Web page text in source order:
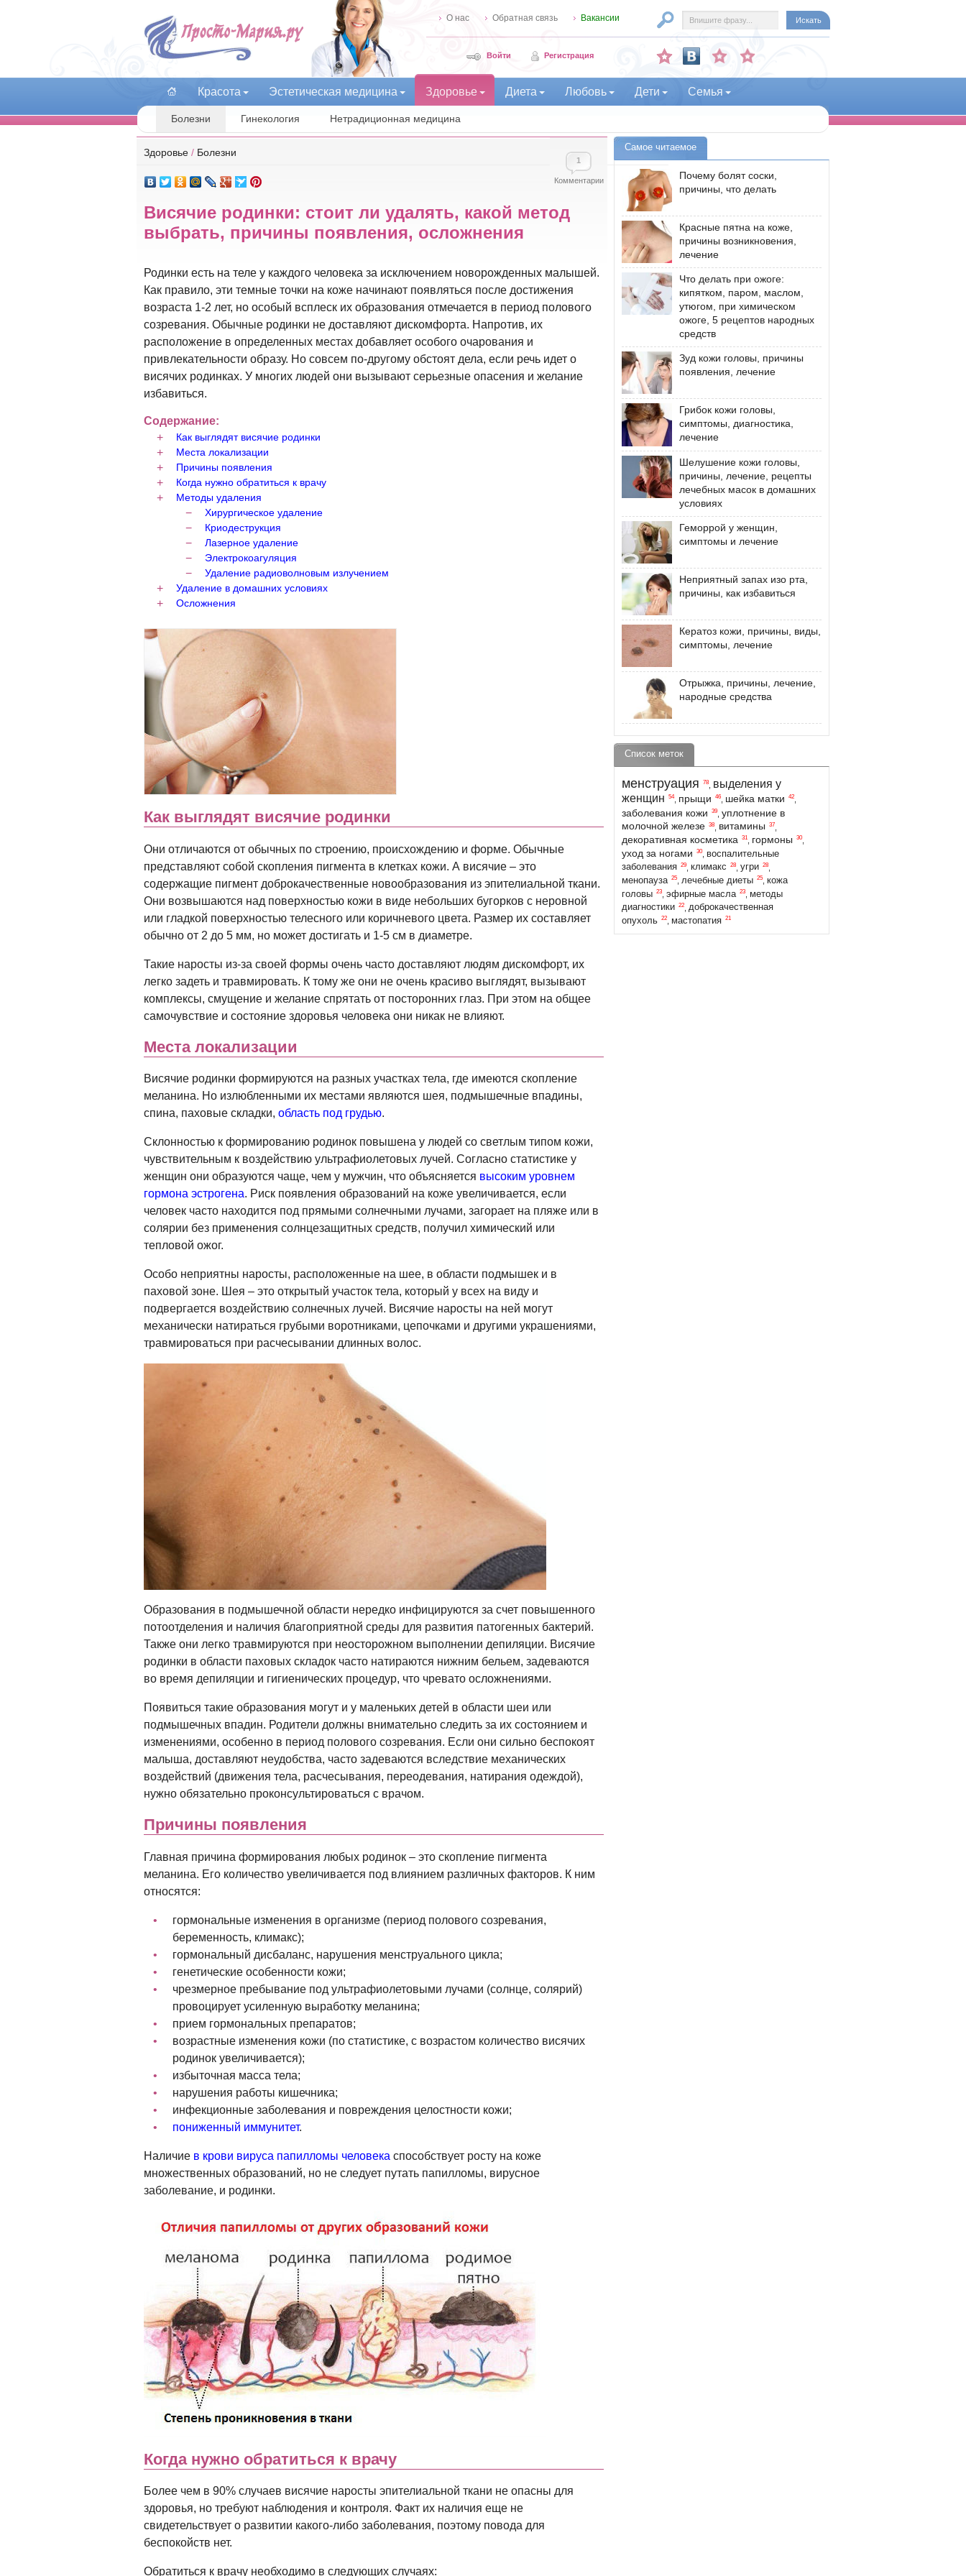
О нас Обратная связь Вакансии
Войти Регистрация
Красота Эстетическая медицина Здоровье Диета Любовь Дети Семья
Болезни Гинекология Нетрадиционная медицина
Здоровье / Болезни
1
Комментарии
Висячие родинки: стоит ли удалять, какой метод
выбрать, причины появления, осложнения
Родинки есть на теле у каждого человека за исключением новорожденных малышей.
Как правило, эти темные точки на коже начинают появляться после достижения
возраста 1-2 лет, но особый всплеск их образования отмечается в период полового
созревания. Обычные родинки не доставляют дискомфорта. Напротив, их
расположение в определенных местах добавляет особого очарования и
привлекательности образу. Но совсем по-другому обстоят дела, если речь идет о
висячих родинках. У многих людей они вызывают серьезные опасения и желание
избавиться.
Содержание:
Как выглядят висячие родинки
Места локализации
Причины появления
Когда нужно обратиться к врачу
Методы удаления
Хирургическое удаление
Криодеструкция
Лазерное удаление
Электрокоагуляция
Удаление радиоволновым излучением
Удаление в домашних условиях
Осложнения
Как выглядят висячие родинки
Они отличаются от обычных по строению, происхождению и форме. Обычные
представляют собой скопления пигмента в клетках кожи. А висячие – это
содержащие пигмент доброкачественные новообразования из эпителиальной ткани.
Они возвышаются над поверхностью кожи в виде небольших бугорков с неровной
или гладкой поверхностью телесного или коричневого цвета. Размер их составляет
обычно от 2 до 5 мм, но может достигать и 1-5 см в диаметре.
Такие наросты из-за своей формы очень часто доставляют людям дискомфорт, их
легко задеть и травмировать. К тому же они не очень красиво выглядят, вызывают
комплексы, смущение и желание спрятать от посторонних глаз. При этом на общее
самочувствие и состояние здоровья человека они никак не влияют.
Места локализации
Висячие родинки формируются на разных участках тела, где имеются скопление
меланина. Но излюбленными их местами являются шея, подмышечные впадины,
спина, паховые складки, область под грудью.
Склонностью к формированию родинок повышена у людей со светлым типом кожи,
чувствительным к воздействию ультрафиолетовых лучей. Согласно статистике у
женщин они образуются чаще, чем у мужчин, что объясняется высоким уровнем
гормона эстрогена. Риск появления образований на коже увеличивается, если
человек часто находится под прямыми солнечными лучами, загорает на пляже или в
солярии без применения солнцезащитных средств, получил химический или
тепловой ожог.
Особо неприятны наросты, расположенные на шее, в области подмышек и в
паховой зоне. Шея – это открытый участок тела, который у всех на виду и
подвергается воздействию солнечных лучей. Висячие наросты на ней могут
механически натираться грубыми воротниками, цепочками и другими украшениями,
травмироваться при расчесывании длинных волос.
Образования в подмышечной области нередко инфицируются за счет повышенного
потоотделения и наличия благоприятной среды для развития патогенных бактерий.
Также они легко травмируются при неосторожном выполнении депиляции. Висячие
родинки в области паховых складок часто натираются нижним бельем, задеваются
во время депиляции и гигиенических процедур, что чревато осложнениями.
Появиться такие образования могут и у маленьких детей в области шеи или
подмышечных впадин. Родители должны внимательно следить за их состоянием и
изменениями, особенно в период полового созревания. Если они сильно беспокоят
малыша, доставляют неудобства, часто задеваются вследствие механических
воздействий (движения тела, расчесывания, переодевания, натирания одеждой),
нужно обязательно проконсультироваться с врачом.
Причины появления
Главная причина формирования любых родинок – это скопление пигмента
меланина. Его количество увеличивается под влиянием различных факторов. К ним
относятся:
гормональные изменения в организме (период полового созревания,
беременность, климакс);
гормональный дисбаланс, нарушения менструального цикла;
генетические особенности кожи;
чрезмерное пребывание под ультрафиолетовыми лучами (солнце, солярий)
провоцирует усиленную выработку меланина;
прием гормональных препаратов;
возрастные изменения кожи (по статистике, с возрастом количество висячих
родинок увеличивается);
избыточная масса тела;
нарушения работы кишечника;
инфекционные заболевания и повреждения целостности кожи;
пониженный иммунитет.
Наличие в крови вируса папилломы человека способствует росту на коже
множественных образований, но не следует путать папилломы, вирусное
заболевание, и родинки.
Когда нужно обратиться к врачу
Более чем в 90% случаев висячие наросты эпителиальной ткани не опасны для
здоровья, но требуют наблюдения и контроля. Факт их наличия еще не
свидетельствует о развитии какого-либо заболевания, поэтому повода для
беспокойств нет.
Обратиться к врачу необходимо в следующих случаях:
Самое читаемое
Почему болят соски,
причины, что делать
Красные пятна на коже,
причины возникновения,
лечение
Что делать при ожоге:
кипятком, паром, маслом,
утюгом, при химическом
ожоге, 5 рецептов народных
средств
Зуд кожи головы, причины
появления, лечение
Грибок кожи головы,
симптомы, диагностика,
лечение
Шелушение кожи головы,
причины, лечение, рецепты
лечебных масок в домашних
условиях
Геморрой у женщин,
симптомы и лечение
Неприятный запах изо рта,
причины, как избавиться
Кератоз кожи, причины, виды,
симптомы, лечение
Отрыжка, причины, лечение,
народные средства
Список меток
менструация 78
выделения у
женщин
54, прыщи 46 шейка матки 42
заболевания кожи 39
уплотнение в
молочной железе 38 витамины 37
декоративная косметика 31 гормоны 30,
уход за ногами 30, воспалительные
заболевания 29 климакс 28 угри 28
менопауза 25 лечебные диеты 25
кожа
головы 23 эфирные масла 23
методы
диагностики 22
доброкачественная
опухоль 22 мастопатия 21